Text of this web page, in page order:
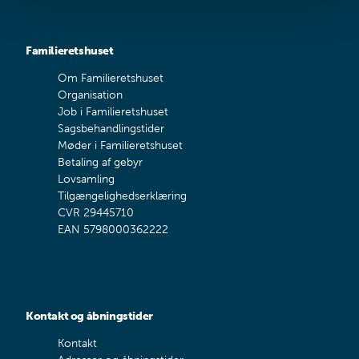
Familieretshuset
Om Familieretshuset
Organisation
Job i Familieretshuset
Sagsbehandlingstider
Møder i Familieretshuset
Betaling af gebyr
Lovsamling
Tilgængelighedserklæring
CVR 29445710
EAN 5798000362222
Kontakt og åbningstider
Kontakt